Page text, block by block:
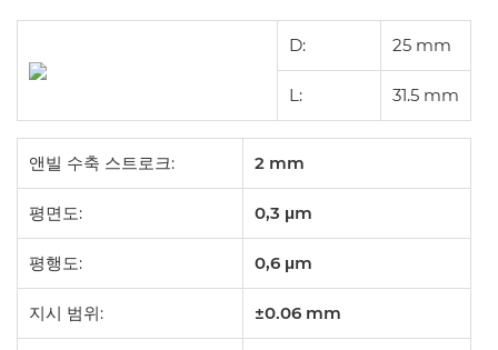
D: 25 mm
L: 31.5 mm
앤빌 수축 스트로크: 2 mm
평면도: 0,3 μm
평행도: 0,6 μm
지시 범위: ±0.06 mm